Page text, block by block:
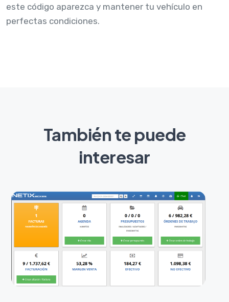
este código aparezca y mantener tu vehículo en
perfectas condiciones.
También te puede
interesar